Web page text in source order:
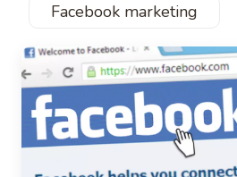
Facebook marketing